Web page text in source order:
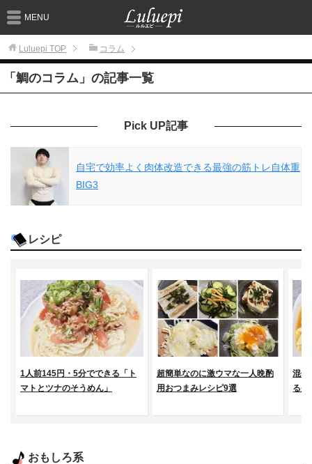
MENU
Luluepi TOP コラム
「鯛のコラム」の記事一覧
Pick UP記事
自宅で効率よく肉体改造できる最強の筋トレ自体重
BIG3
レシピ
1人前145円・5分でできる「ト
マトとツナのそうめん」
超簡単なのに激ウマな一人晩酌
用おつまみレシピ9選
混ぜ
る美
おもしろ系